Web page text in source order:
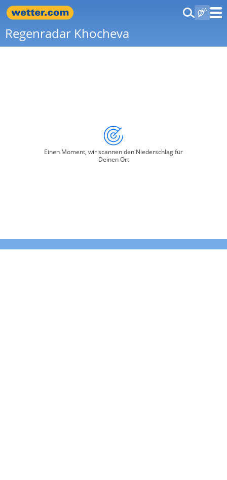
Regenradar Khocheva
Einen Moment, wir scannen den Niederschlag für
Deinen Ort